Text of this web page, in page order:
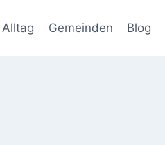
Alltag Gemeinden Blog